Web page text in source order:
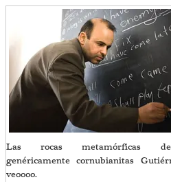
Las rocas metamórficas
genéricamente cornubianitas
veoooo.